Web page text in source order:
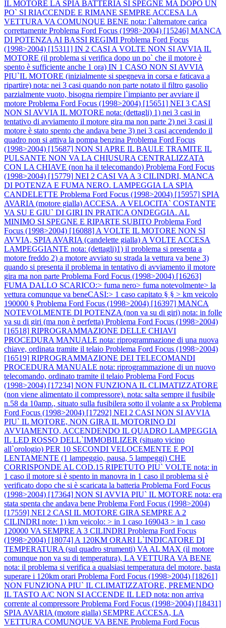
IL MOTORE LA SPIA BATTERIA SI SPEGNE MA DOPO UN
PO` SI RIACCENDE E RIMANE SEMPRE ACCESA LA
VETTURA VA COMUNQUE BENE nota: l`alternatore carica
correttamente Problema Ford Focus (1998>2004) [15246] MANCA
DI POTENZA AI BASSI REGIMI Problema Ford Focus
(1998>2004) [15311] IN 2 CASI A VOLTE NON SI AVVIA IL
MOTORE (il problema si verifica dopo un po` che il motore è
spento è sufficiente anche 1 ora) IN 1 CASO NON SI AVVIA
PIU`IL MOTORE (inizialmente si spegneva in corsa e faticava a
ripartire) nota: nei 3 casi quando non parte notato il filtro gasolio
parzialmente vuoto, bisogna riempire l`impianto per avviare il
motore Problema Ford Focus (1998>2004) [15651] NEI 3 CASI
NON SI AVVIA IL MOTORE nota: (dettagli) 1) nei 3 casi in
tentativo di avviamento il motore gira ma non parte 2) nei 3 casi il
motore è stato spento che andava bene 3) nei 3 casi accendendo il
quadro non si attiva la pompa benzina Problema Ford Focus
(1998>2004) [15687] NON SI APRE IL BAULE TRAMITE IL
PULSANTE NON VA LA CHIUSURA CENTRALIZZATA
CON LA CHIAVE (non ha il telecomando) Problema Ford Focus
(1998>2004) [15779] NEI 2 CASI VA A 3 CILINDRI, MANCA
DI POTENZA E FUMA NERO. LAMPEGGIA LA SPIA
CANDELETTE Problema Ford Focus (1998>2004) [15957] SPIA
AVARIA (motore gialla) ACCESA. A VELOCITA` COSTANTE
VA SU E GIU` DI GIRI IN PRATICA ONDEGGIA. AL
MINIMO SI SPEGNE E RIPARTE SUBITO Problema Ford
Focus (1998>2004) [16088] A VOLTE IL MOTORE NON SI
AVVIA, SPIA AVARIA (candelette gialla) A VOLTE ACCESA
LAMPEGGIANTE nota: (dettagli)1) il problema si presenta a
motore freddo 2) a motore avviato su strada la vettura va bene 3)
quando si presenta il problema in tentativo di avviamento il motore
gira ma non parte Problema Ford Focus (1998>2004) [16263]
FUMA DALLO SCARICO:> fuma nero> fuma notevolmente> la
vettura comunque va beneCASI:> 1 caso capitato § § > km veicolo
190000 § Problema Ford Focus (1998>2004) [16397] MANCA
NOTEVOLMENTE DI POTENZA (non va su di giri) nota: in folle
va su di giri (ma non è perfetta) Problema Ford Focus (1998>2004)
[16518] RIPROGRAMMAZIONE DELLE CHIAVI
PROCEDURA MANUALE nota: riprogrammazione di una nuova
chiave, ordinata tramite il telaio Problema Ford Focus (1998>2004)
[16519] RIPROGRAMMAZIONE DEI TELECOMANDI
PROCEDURA MANUALE nota: riprogrammazione di un nuovo
telecomando, ordinato tramite il telaio Problema Ford Focus
(1998>2004) [17234] NON FUNZIONA IL CLIMATIZZATORE
(non viene alimentato il compressore). nota: salta sempre il fusibile
n.58 da 10amp., situato sulla fusibilera sotto il volante a sx Problema
Ford Focus (1998>2004) [17292] NEI 2 CASI NON SI AVVIA
PIU` IL MOTORE, NON GIRA IL MOTORINO DI
AVVIAMENTO, ACCENDENDO IL QUADRO LAMPEGGIA
IL LED ROSSO DELL`IMMOBILIZER (situato vicino
all`orologio) PER 10 SECONDI VELOCEMENTE E POI
LENTAMENTE (1 lampeggio, pausa, 5 lampeggi) CHE
CORRISPONDE AL COD.15 RIPETUTO PIU` VOLTE nota: in
1 caso il motore si è spento in manovra in 1 caso il problema si è
verificato dopo che si è scaricata la batteria Problema Ford Focus
(1998>2004) [17364] NON SI AVVIA PIU` IL MOTORE nota: era
stata spenta che andava bene Problema Ford Focus (1998>2004)
[17559] NEI 2 CASI IL MOTORE GIRA SEMPRE A 2
CILINDRI note: 1) km veicolo: > in 1 caso 169043 > in 1 caso
120000 VA SEMPRE A 3 CILINDRI Problema Ford Focus
(1998>2004) [18074] A 120KM ORARI L`INDICATORE DI
TEMPERATURA (sul quadro strumenti) VA AL MAX (il motore
comunque non va su di temperatura), LA VETTURA VA BENE
nota: il problema si verifica a qualsiasi temperatura del motore, basta
superare i 120km orari Problema Ford Focus (1998>2004) [18261]
NON FUNZIONA PIU` IL CLIMATIZZATORE, PREMENDO
IL TASTO A/C NON SI ACCENDE IL LED nota: non arriva
corrente al compressore Problema Ford Focus (1998>2004) [18431]
SPIA AVARIA (motore gialla) SEMPRE ACCESA, LA
VETTURA COMUNQUE VA BENE Problema Ford Focus